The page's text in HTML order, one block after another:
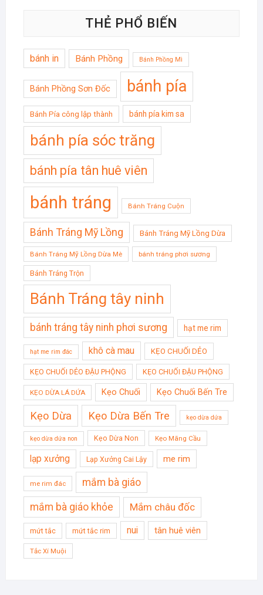
THẺ PHỔ BIẾN
bánh in Bánh Phồng Bánh Phồng Mì
Bánh Phồng Sơn Đốc bánh pía
Bánh Pía công lập thành bánh pía kim sa
bánh pía sóc trăng
bánh pía tân huê viên
bánh tráng Bánh Tráng Cuộn
Bánh Tráng Mỹ Lồng Bánh Tráng Mỹ Lồng Dừa
Bánh Tráng Mỹ Lồng Dừa Mè bánh tráng phơi sương
Bánh Tráng Trộn
Bánh Tráng tây ninh
bánh tráng tây ninh phơi sương hạt me rim
hạt me rim đác khô cà mau KẸO CHUỐI DẺO
KẸO CHUỐI DẺO ĐẬU PHỘNG KẸO CHUỐI ĐẬU PHỘNG
KẸO DỪA LÁ DỨA Kẹo Chuối Kẹo Chuối Bến Tre
Kẹo Dừa Kẹo Dừa Bến Tre kẹo dừa dứa
kẹo dừa dứa non Kẹo Dừa Non Kẹo Mãng Cầu
lạp xưởng Lạp Xưởng Cai Lậy me rim
me rim đác mắm bà giáo
mắm bà giáo khỏe Mắm châu đốc
mứt tắc mứt tắc rim nui tân huê viên
Tắc Xí Muội